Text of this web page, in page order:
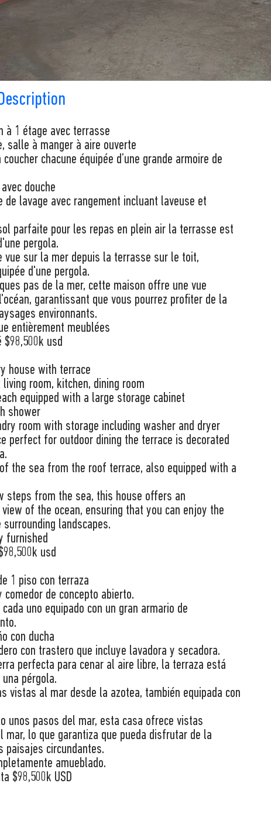
1 étage avec terrasse
salle à manger à aire ouverte
chacune équipée d’une grande armoire de
douche
de lavage avec rangement incluant laveuse et
parfaite pour les repas en plein air la terrasse est
pergola.
vue sur la mer depuis la terrasse sur le toit,
d'une pergola.
pas de la mer, cette maison offre une vue
garantissant que vous pourrez profiter de la
environnants.
entièrement meublées
$98,500k usd
with terrace
living room, kitchen, dining room
equipped with a large storage cabinet
shower
room with storage including washer and dryer
perfect for outdoor dining the terrace is decorated
the sea from the roof terrace, also equipped with a
steps from the sea, this house offers an
of the ocean, ensuring that you can enjoy the
landscapes.
furnished
usd
piso con terraza
comedor de concepto abierto.
uno equipado con un gran armario de
con ducha
con trastero que incluye lavadora y secadora.
perfecta para cenar al aire libre, la terraza está
pérgola.
vistas al mar desde la azotea, también equipada con
unos pasos del mar, esta casa ofrece vistas
mar, lo que garantiza que pueda disfrutar de la
paisajes circundantes.
amueblado.
$98,500k USD